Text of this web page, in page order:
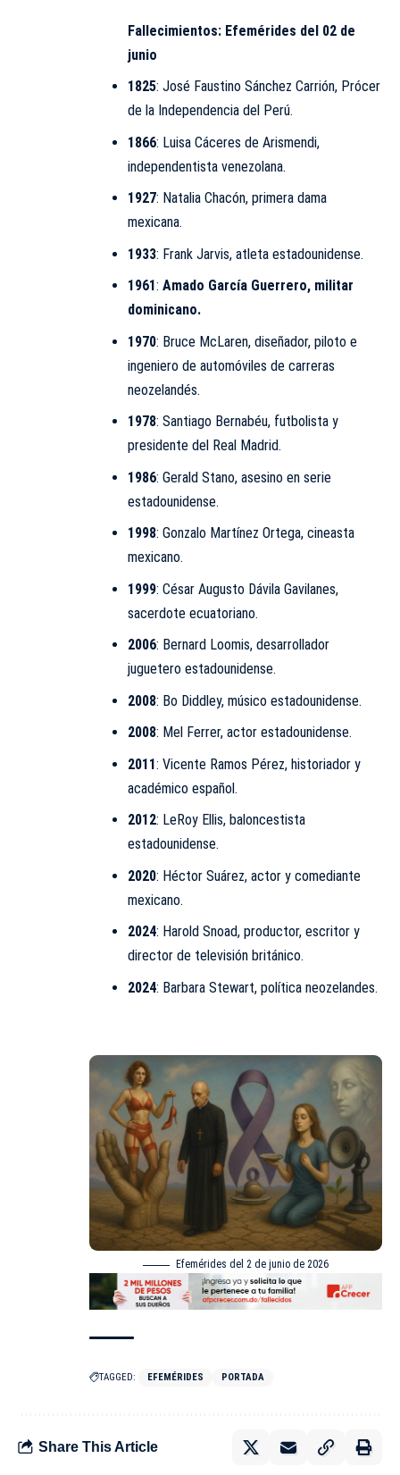
Fallecimientos:Efemérides del 02 de
junio
1825: José Faustino Sánchez Carrión, Prócer
de la Independencia del Perú.
1866: Luisa Cáceres de Arismendi,
independentista venezolana.
1927: Natalia Chacón, primera dama
mexicana.
1933: Frank Jarvis, atleta estadounidense.
1961: Amado García Guerrero, militar
dominicano.
1970: Bruce McLaren, diseñador, piloto e
ingeniero de automóviles de carreras
neozelandés.
1978: Santiago Bernabéu, futbolista y
presidente del Real Madrid.
1986: Gerald Stano, asesino en serie
estadounidense.
1998: Gonzalo Martínez Ortega, cineasta
mexicano.
1999: César Augusto Dávila Gavilanes,
sacerdote ecuatoriano.
2006: Bernard Loomis, desarrollador
juguetero estadounidense.
2008: Bo Diddley, músico estadounidense.
2008: Mel Ferrer, actor estadounidense.
2011: Vicente Ramos Pérez, historiador y
académico español.
2012: LeRoy Ellis, baloncestista
estadounidense.
2020: Héctor Suárez, actor y comediante
mexicano.
2024: Harold Snoad, productor, escritor y
director de televisión británico.​
2024: Barbara Stewart, política neozelandes.
Efemérides del 2 de junio de 2026
TAGGED: EFEMÉRIDES PORTADA
Share This Article